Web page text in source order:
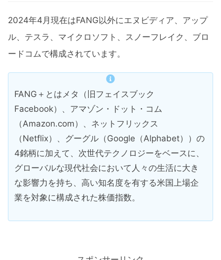
2024年4月現在はFANG以外にエヌビディア、アップ
ル、テスラ、マイクロソフト、スノーフレイク、ブロ
ードコムで構成されています。
FANG＋とはメタ（旧フェイスブック
Facebook）、アマゾン・ドット・コム
（Amazon.com）、ネットフリックス
（Netflix）、グーグル（Google（Alphabet））の
4銘柄に加えて、次世代テクノロジーをベースに、
グローバルな現代社会において人々の生活に大き
な影響力を持ち、高い知名度を有する米国上場企
業を対象に構成された株価指数。